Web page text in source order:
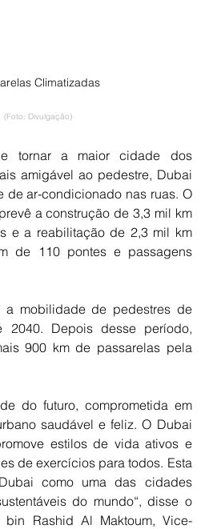
Climatizadas
(Foto: Divulgação)
tornar a maior cidade dos
amigável ao pedestre, Dubai
de ar-condicionado nas ruas. O
a construção de 3,3 mil km
e a reabilitação de 2,3 mil km
de 110 pontes e passagens
a mobilidade de pedestres de
2040. Depois desse período,
900 km de passarelas pela
do futuro, comprometida em
saudável e feliz. O Dubai
estilos de vida ativos e
de exercícios para todos. Esta
como uma das cidades
​​do mundo“, disse o
bin Rashid Al Maktoum, Vice-